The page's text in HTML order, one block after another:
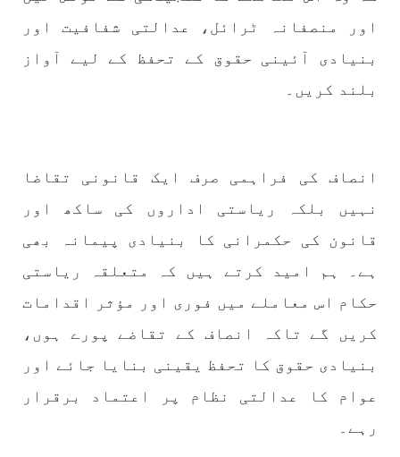
اور منصفانہ ٹرائل، عدالتی شفافیت اور
بنیادی آئینی حقوق کے تحفظ کے لیے آواز
بلند کریں۔
انصاف کی فراہمی صرف ایک قانونی تقاضا
نہیں بلکہ ریاستی اداروں کی ساکھ اور
قانون کی حکمرانی کا بنیادی پیمانہ بھی
ہے۔ ہم امید کرتے ہیں کہ متعلقہ ریاستی
حکام اس معاملے میں فوری اور مؤثر اقدامات
کریں گے تاکہ انصاف کے تقاضے پورے ہوں،
بنیادی حقوق کا تحفظ یقینی بنایا جائے اور
عوام کا عدالتی نظام پر اعتماد برقرار
رہے۔